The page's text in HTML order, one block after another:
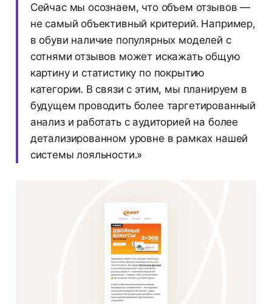
Сейчас мы осознаем, что объем отзывов —
не самый объективный критерий. Например,
в обуви наличие популярных моделей с
сотнями отзывов может искажать общую
картину и статистику по покрытию
категории. В связи с этим, мы планируем в
будущем проводить более таргетированный
анализ и работать с аудиторией на более
детализированном уровне в рамках нашей
системы лояльности.»